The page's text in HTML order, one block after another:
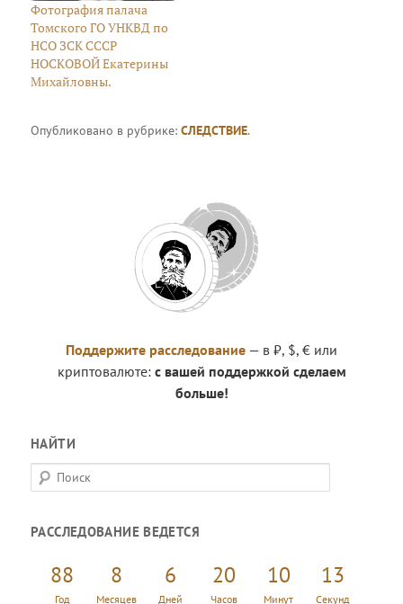
Фотография палача
Томского ГО УНКВД по
НСО ЗСК СССР
НОСКОВОЙ Екатерины
Михайловны.
Опубликовано в рубрике:СЛЕДСТВИЕ.
Поддержите расследование — в ₽, $, € или
криптовалюте: с вашей поддержкой сделаем
больше!
НАЙТИ
П
о
с
РАССЛЕДОВАНИЕ ВЕДЕТСЯ
88
Год
8
Месяцев
6
Дней
20
Часов
10
Минут
13
Секунд